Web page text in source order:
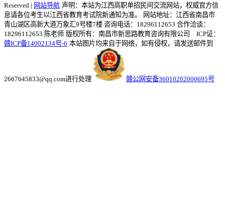
Reserved | 网站导航 声明：本站为江西高职单招民间交流网站，权威官方信
息请各位考生以江西省教育考试院新通知为准。
网站地址：江西省南昌市
青山湖区高新大道万象汇9号楼7楼 咨询电话：18296112653 合作洽谈：
18296112653 陈老师 版权所有：南昌市新思路教育咨询有限公司 ICP证：
赣ICP备14002134号-6 本站图片均来自于网络，如有侵权，请发送邮件到
2667645833@qq.com进行处理 赣公网安备36010202000695号